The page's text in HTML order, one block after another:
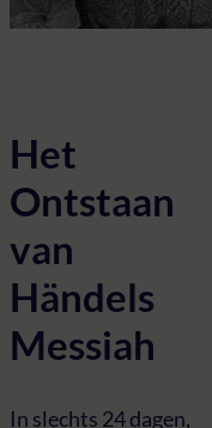
Het
Ontstaan
van
Händels
Messiah
In slechts 24 dagen,